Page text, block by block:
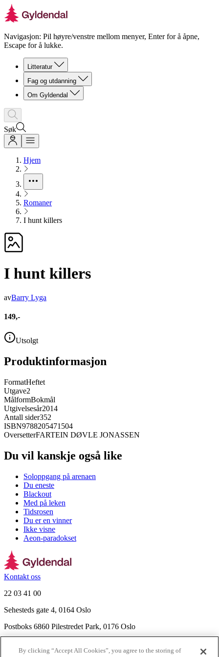
Navigasjon: Pil høyre/venstre mellom menyer, Enter for å åpne,
Escape for å lukke.
Litteratur
Fag og utdanning
Om Gyldendal
Søk
Hjem
Romaner
I hunt killers
I hunt killers
avBarry Lyga
149,-
Utsolgt
Produktinformasjon
FormatHeftet
Utgave2
MålformBokmål
Utgivelsesår2014
Antall sider352
ISBN9788205471504
OversetterFARTEIN DØVLE JONASSEN
Du vil kanskje også like
Soloppgang på arenaen
Du eneste
Blackout
Med på leken
Tidsrosen
Du er en vinner
Ikke visne
Aeon-paradokset
Kontakt oss
22 03 41 00
Sehesteds gate 4, 0164 Oslo
Postboks 6860 Pilestredet Park, 0176 Oslo
By clicking “Accept All Cookies”, you agree to the storing of